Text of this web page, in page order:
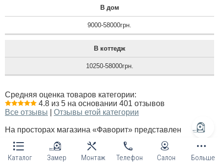
Каталог Замер Монтаж Телефон Салон Больше
В дом
9000-58000грн.
В коттедж
10250-58000грн.
Средняя оценка товаров категории:
4.8 из 5 на основании 401 отзывов
Все отзывы
Отзывы етой категории
На просторах магазина «Фаворит» представлен
великолепный список высококачественных дверей
собственного производства. Все товары доступны по